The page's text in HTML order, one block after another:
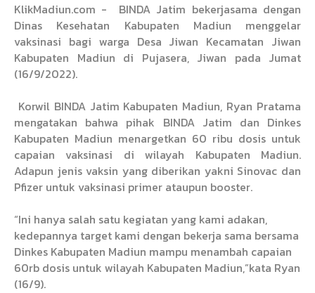
KlikMadiun.com -
BINDA Jatim bekerjasama dengan
Dinas Kesehatan Kabupaten Madiun menggelar
vaksinasi bagi warga Desa Jiwan Kecamatan Jiwan
Kabupaten Madiun di Pujasera, Jiwan pada Jumat
(16/9/2022).
Korwil BINDA Jatim Kabupaten Madiun, Ryan Pratama
mengatakan bahwa pihak BINDA Jatim dan Dinkes
Kabupaten Madiun menargetkan 60 ribu dosis untuk
capaian vaksinasi di wilayah Kabupaten Madiun.
Adapun jenis vaksin yang diberikan yakni Sinovac dan
Pfizer untuk vaksinasi primer ataupun booster.
“Ini hanya salah satu kegiatan yang kami adakan,
kedepannya target kami dengan bekerja sama bersama
Dinkes Kabupaten Madiun mampu menambah capaian
60rb dosis untuk wilayah Kabupaten Madiun,”kata Ryan
(16/9).